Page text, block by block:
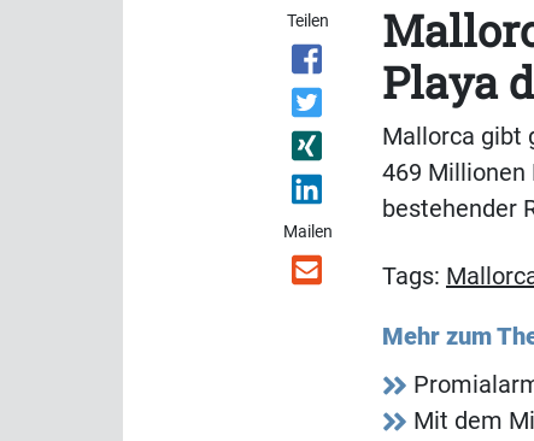
Teilen
Mailen
Playa
Mallorca gibt
469 Millionen
bestehender
Tags:
Mehr zum
Mit dem